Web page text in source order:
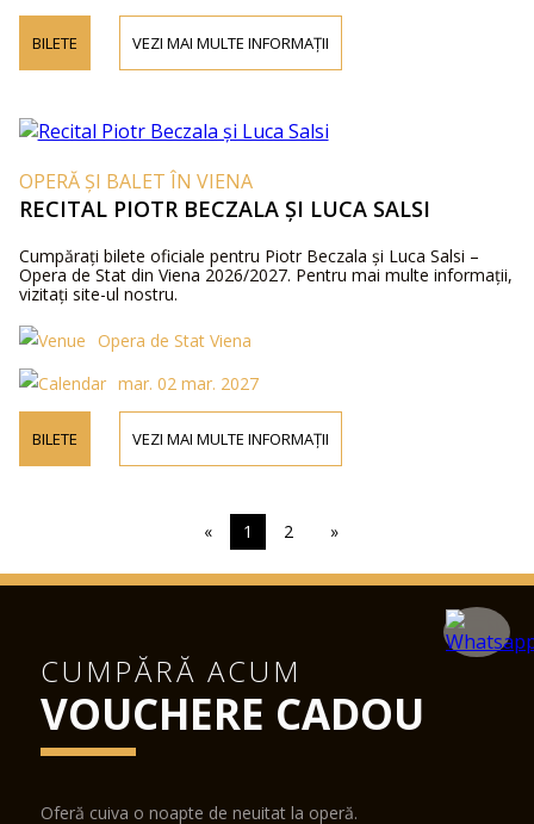
BILETE VEZI MAI MULTE INFORMAȚII
OPERĂ ȘI BALET ÎN VIENA
RECITAL PIOTR BECZALA ȘI LUCA SALSI
Cumpărați bilete oficiale pentru Piotr Beczala și Luca Salsi –
Opera de Stat din Viena 2026/2027. Pentru mai multe informații,
vizitați site-ul nostru.
Opera de Stat Viena
mar. 02 mar. 2027
BILETE VEZI MAI MULTE INFORMAȚII
« 1 2 »
CUMPĂRĂ ACUM
VOUCHERE CADOU
Oferă cuiva o noapte de neuitat la operă.